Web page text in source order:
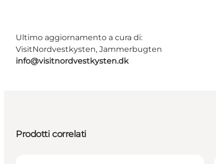
Ultimo aggiornamento a cura di:
VisitNordvestkysten, Jammerbugten
info@visitnordvestkysten.dk
Prodotti correlati